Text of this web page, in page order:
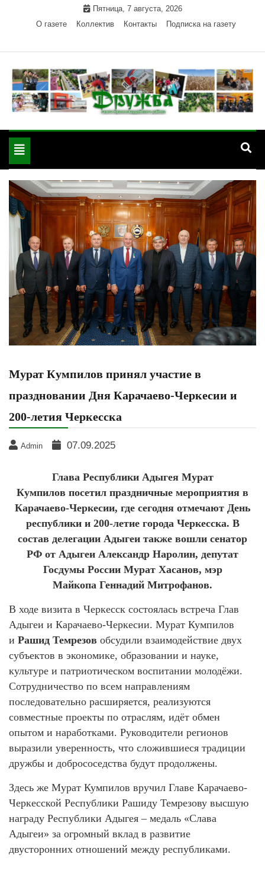
Пятница, 7 августа, 2026
О газете
Коллектив Контакты Подписка на газету
"Дружба" — газета
района РА
Красногвардейского района Республики Адыгея
Toggle
navigation
Мурат Кумпилов принял участие в
праздновании Дня Карачаево-Черкесии и
200-летия Черкесска
Admin 07.09.2025
Глава Республики Адыгея Мурат
Кумпилов посетил праздничные мероприятия в
Карачаево-Черкесии, где сегодня отмечают День
республики и 200-летие города Черкесска. В
состав делегации Адыгеи также вошли сенатор
РФ от Адыгеи Александр Наролин, депутат
Госдумы России Мурат Хасанов, мэр
Майкопа Геннадий Митрофанов.
В ходе визита в Черкесск состоялась встреча Глав
Адыгеи и Карачаево-Черкесии. Мурат Кумпилов
и Рашид Темрезов обсудили взаимодействие двух
субъектов в экономике, образовании и науке,
культуре и патриотическом воспитании молодёжи.
Сотрудничество по всем направлениям
последовательно расширяется, реализуются
совместные проекты по отраслям, идёт обмен
опытом и наработками. Руководители регионов
выразили уверенность, что сложившиеся традиции
дружбы и добрососедства будут продолжены.
Здесь же Мурат Кумпилов вручил Главе Карачаево-
Черкесской Республики Рашиду Темрезову высшую
награду Республики Адыгея – медаль «Слава
Адыгеи» за огромный вклад в развитие
двусторонних отношений между республиками.